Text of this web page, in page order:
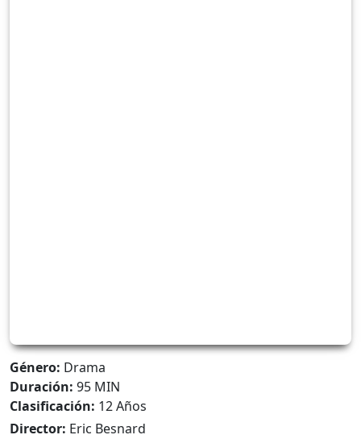
Género: Drama
Duración: 95 MIN
Clasificación: 12 Años
Director: Eric Besnard